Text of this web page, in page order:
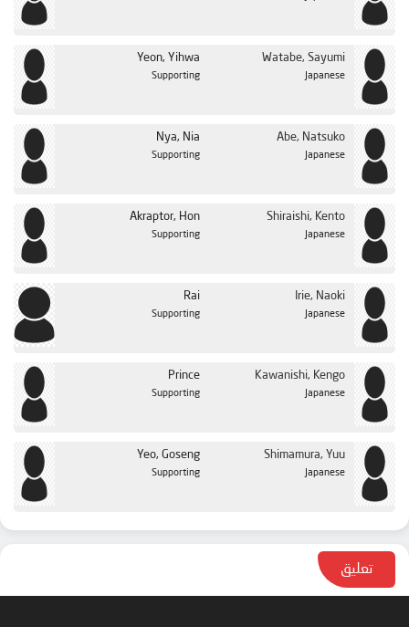
الحلقة 26
Yeon, Yihwa
Supporting
Watabe, Sayumi
Japanese
Nya, Nia
Supporting
Abe, Natsuko
Japanese
Akraptor, Hon
Supporting
Shiraishi, Kento
Japanese
Rai
Supporting
Irie, Naoki
Japanese
Prince
Supporting
Kawanishi, Kengo
Japanese
Yeo, Goseng
Supporting
Shimamura, Yuu
Japanese
تعليق